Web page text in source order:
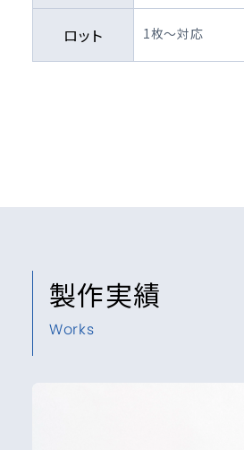
ロット 1枚〜対応
製作実績
Works